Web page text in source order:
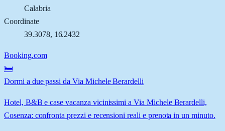
Calabria
Coordinate
39.3078, 16.2432
Booking.com
🛏️
Dormi a due passi da Via Michele Berardelli
Hotel, B&B e case vacanza vicinissimi a Via Michele Berardelli,
Cosenza: confronta prezzi e recensioni reali e prenota in un minuto.